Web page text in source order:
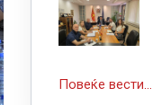
Повеќе вести...